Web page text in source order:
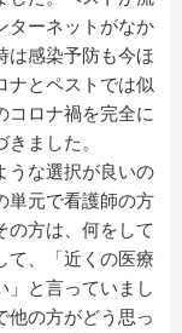
ターネットがなか
は感染予防も今ほ
ナとペストでは似
コロナ禍を完全に
ました。
うな選択が良いの
単元で看護師の方
の方は、何をして
て、「近くの医療
」と言っていまし
他の方がどう思っ